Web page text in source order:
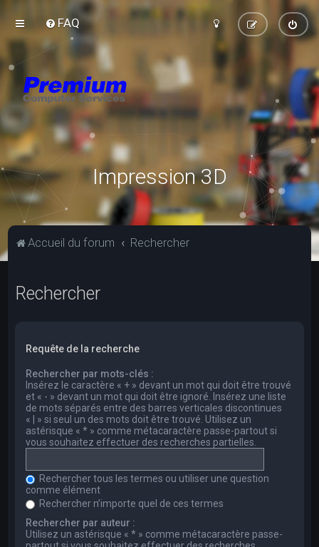
FAQ
Impression 3D
Accueil du forum Rechercher
Rechercher
Requête de la recherche
Rechercher par mots-clés :
Insérez le caractère « + » devant un mot qui doit être trouvé
et « - » devant un mot qui doit être ignoré. Insérez une liste
de mots séparés entre des barres verticales discontinues
« | » si seul un des mots doit être trouvé. Utilisez un
astérisque « * » comme métacaractère passe-partout si
vous souhaitez effectuer des recherches partielles.
Rechercher tous les termes ou utiliser une question
comme élément
Rechercher n’importe quel de ces termes
Rechercher par auteur :
Utilisez un astérisque « * » comme métacaractère passe-